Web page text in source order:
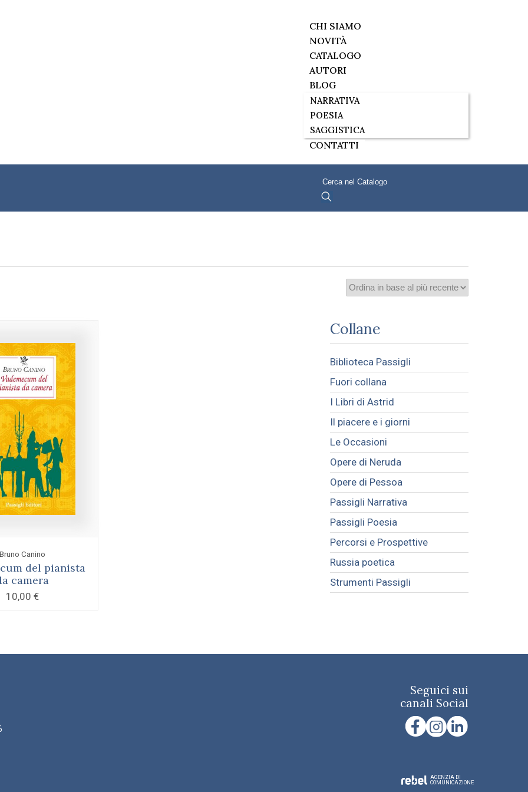
CHI SIAMO
NOVITÀ
CATALOGO
AUTORI
BLOG
NARRATIVA
POESIA
SAGGISTICA
CONTATTI
Bruno Canino
del pianista
camera
10,00€
Collane
Biblioteca Passigli
Fuori collana
I Libri di Astrid
Il piacere e i giorni
Le Occasioni
Opere di Neruda
Opere di Pessoa
Passigli Narrativa
Passigli Poesia
Percorsi e Prospettive
Russia poetica
Strumenti Passigli
Seguici sui
canali Social
AGENZIA DI
COMUNICAZIONE